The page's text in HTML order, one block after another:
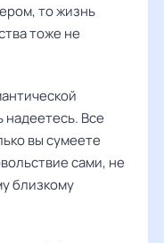
то жизнь
тоже не
надеетесь. Все
вы сумеете
сами, не
близкому